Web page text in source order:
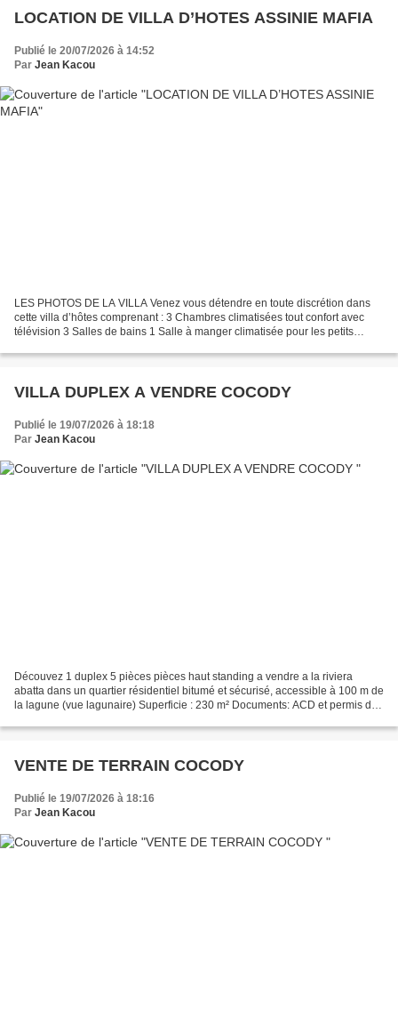
LOCATION DE VILLA D’HOTES ASSINIE MAFIA
Publié le 20/07/2026 à 14:52
Par Jean Kacou
LES PHOTOS DE LA VILLA Venez vous détendre en toute discrétion dans
cette villa d’hôtes comprenant : 3 Chambres climatisées tout confort avec
télévision 3 Salles de bains 1 Salle à manger climatisée pour les petits
VILLA DUPLEX A VENDRE COCODY
Publié le 19/07/2026 à 18:18
Par Jean Kacou
Découvez 1 duplex 5 pièces pièces haut standing a vendre a la riviera
abatta dans un quartier résidentiel bitumé et sécurisé, accessible à 100 m de
la lagune (vue lagunaire) Superficie : 230 m² Documents: ACD et permis de
VENTE DE TERRAIN COCODY
Publié le 19/07/2026 à 18:16
Par Jean Kacou